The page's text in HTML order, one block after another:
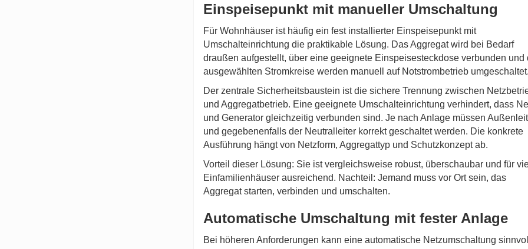
Einspeisepunkt mit manueller Umschaltung
Für Wohnhäuser ist häufig ein fest installierter Einspeisepunkt mit
Umschalteinrichtung die praktikable Lösung. Das Aggregat wird bei Bedarf
draußen aufgestellt, über eine geeignete Einspeisesteckdose verbunden und
ausgewählten Stromkreise werden manuell auf Notstrombetrieb umgeschaltet.
Der zentrale Sicherheitsbaustein ist die sichere Trennung zwischen
und Aggregatbetrieb. Eine geeignete Umschalteinrichtung verhindert, dass
und Generator gleichzeitig verbunden sind. Je nach Anlage müssen
und gegebenenfalls der Neutralleiter korrekt geschaltet werden. Die konkrete
Ausführung hängt von Netzform, Aggregattyp und Schutzkonzept ab.
Vorteil dieser Lösung: Sie ist vergleichsweise robust, überschaubar und für
Einfamilienhäuser ausreichend. Nachteil: Jemand muss vor Ort sein, das
Aggregat starten, verbinden und umschalten.
Automatische Umschaltung mit fester Anlage
Bei höheren Anforderungen kann eine automatische Netzumschaltung sinnvoll